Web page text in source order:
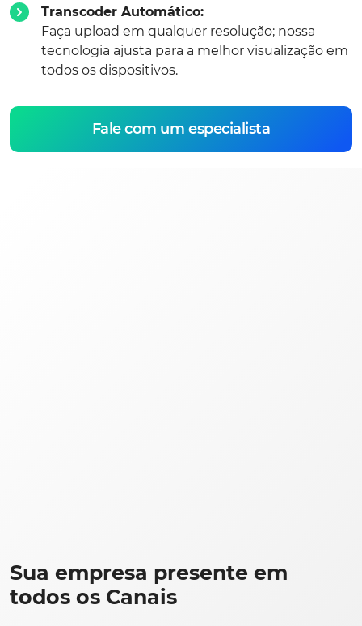
Transcoder Automático:
Faça upload em qualquer resolução; nossa
tecnologia ajusta para a melhor visualização em
todos os dispositivos.
Fale com um especialista
Sua empresa presente em
todos os Canais